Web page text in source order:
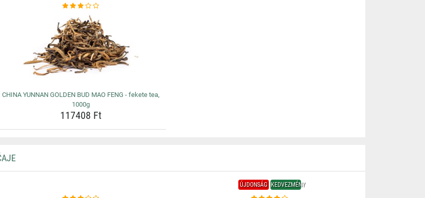
CHINA YUNNAN GOLDEN BUD MAO FENG - fekete tea,
1000g
117408 Ft
ÚJDONSÁG KEDVEZMÉNY